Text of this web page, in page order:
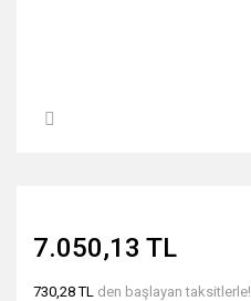
7.050,13 TL
730,28 TL den başlayan taksitlerle!